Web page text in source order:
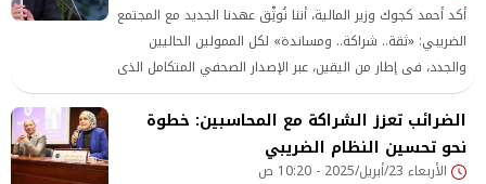
أكد أحمد كجوك وزير المالية، أننا نُوثِّق عهدنا الجديد مع المجتمع
الضريبي: «ثقة.. شراكة.. ومساندة» لكل الممولين الحاليين
والجدد، فى إطار من اليقين، عبر الإصدار الصحفي المتكامل الذى
أعده المكتب الإعلامي لوزارة المالية، تحت عنوان: «معًا نبدأ
صفحة جديدة.. نقطة ومن أول السطر».
الضرائب تعزز الشراكة مع المحاسبين: خطوة
نحو تحسين النظام الضريبي
الأربعاء 23/أبريل/2025 - 10:20 ص